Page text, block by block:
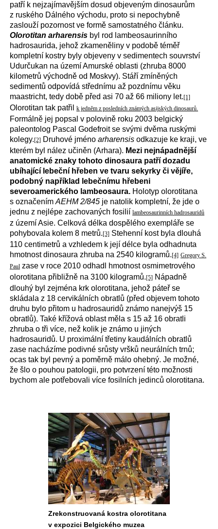
patří k nejzajímavějším dosud objeveným dinosaurům
z ruského Dálného východu, proto si nepochybně
zaslouží pozornost ve formě samostatného článku.
Olorotitan arharensis byl rod lambeosaurinního
hadrosaurida, jehož zkameněliny v podobě téměř
kompletní kostry byly objeveny v sedimentech souvrství
Udurčukan na území Amurské oblasti (zhruba 8000
kilometrů východně od Moskvy). Stáří zmíněných
sedimentů odpovídá střednímu až pozdnímu věku
maastricht, tedy době před asi 70 až 66 miliony let.[1]
Olorotitan tak patřil k jedněm z posledních známých asijských dinosaurů.
Formálně jej popsal v polovině roku 2003 belgický
paleontolog Pascal Godefroit se svými dvěma ruskými
kolegy.[2] Druhové jméno arharensis odkazuje ke kraji, ve
kterém byl nález učiněn (Arhara). Mezi nejnápadnější
anatomické znaky tohoto dinosaura patří dozadu
ubíhající lebeční hřeben ve tvaru sekyrky či vějíře,
podobný například lebečnímu hřebeni
severoamerického lambeosaura. Holotyp olorotitana
s označením AEHM 2/845 je natolik kompletní, že jde o
jednu z nejlépe zachovaných fosilií lambeosaurinních hadrosauridů
z území Asie. Celková délka dospělého exempláře se
pohybovala kolem 8 metrů.[3] Stehenní kost byla dlouhá
110 centimetrů a vzhledem k její délce byla odhadnuta
hmotnost dinosaura zhruba na 2540 kilogramů.[4] Gregory S.
Paul zase v roce 2010 odhadl hmotnost osmimetrového
olorotitana přibližně na 3100 kilogramů.[5] Nápadně
dlouhý byl zejména krk olorotitana, jehož páteř se
skládala z 18 cervikálních obratlů (před objevem tohoto
druhu bylo přitom u hadrosauridů známo nanejvýš 15
obratlů). Také křížová oblast měla s 15 až 16 obratli
zhruba o tři více, než kolik je známo u jiných
hadrosauridů. U proximální třetiny kaudálních obratlů
zase nacházíme podivné srůsty vršků neurálních trnů;
ocas tak byl pevný a poměrně málo ohebný. Je možné,
že šlo o pouhou patologii, pro potvrzení této možnosti
bychom ale potřebovali více fosilních jedinců olorotitana.
Zrekonstruovaná kostra olorotitana
v expozici Belgického muzea